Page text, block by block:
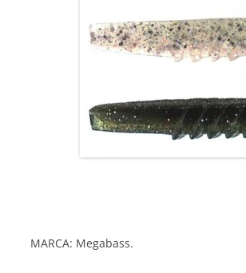
MARCA: Megabass.